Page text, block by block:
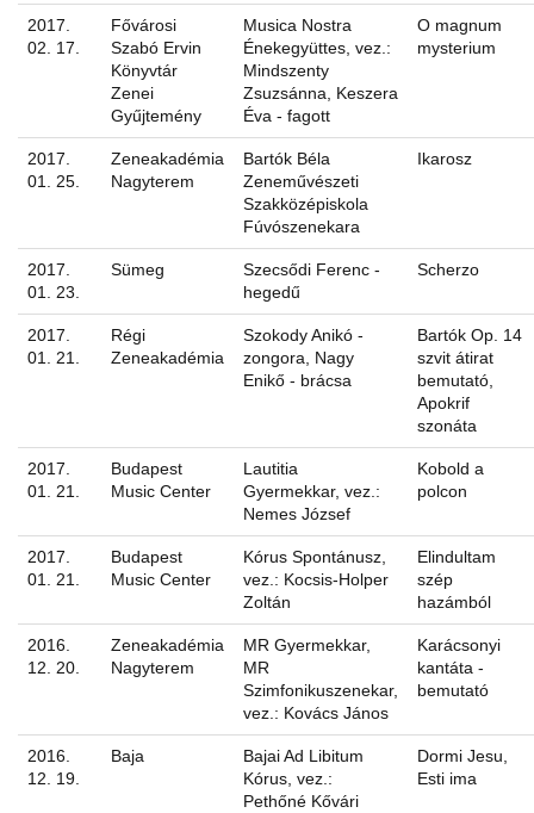
2017.
02. 17.
Fővárosi
Szabó Ervin
Könyvtár
Zenei
Gyűjtemény
Musica Nostra
Énekegyüttes, vez.:
Mindszenty
Zsuzsánna, Keszera
Éva - fagott
O magnum
mysterium
2017.
01. 25.
Zeneakadémia
Nagyterem
Bartók Béla
Zeneművészeti
Szakközépiskola
Fúvószenekara
Ikarosz
2017.
01. 23.
Sümeg
Szecsődi Ferenc -
hegedű
Scherzo
2017.
01. 21.
Régi
Zeneakadémia
Szokody Anikó -
zongora, Nagy
Enikő - brácsa
Bartók Op. 14
szvit átirat
bemutató,
Apokrif
szonáta
2017.
01. 21.
Budapest
Music Center
Lautitia
Gyermekkar, vez.:
Nemes József
Kobold a
polcon
2017.
01. 21.
Budapest
Music Center
Kórus Spontánusz,
vez.: Kocsis-Holper
Zoltán
Elindultam
szép
hazámból
2016.
12. 20.
Zeneakadémia
Nagyterem
MR Gyermekkar,
MR
Szimfonikuszenekar,
vez.: Kovács János
Karácsonyi
kantáta -
bemutató
2016.
12. 19.
Baja
Bajai Ad Libitum
Kórus, vez.:
Pethőné Kővári
Dormi Jesu,
Esti ima